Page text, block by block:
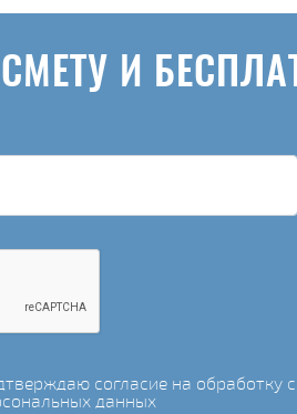
СМЕТУ И
согласие на обработку
данных